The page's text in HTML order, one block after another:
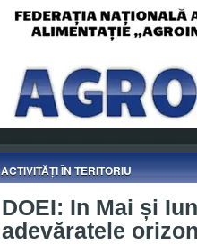
ACTIVITĂȚI ÎN TERITORIU
DOEI: In Mai și
adevăratele